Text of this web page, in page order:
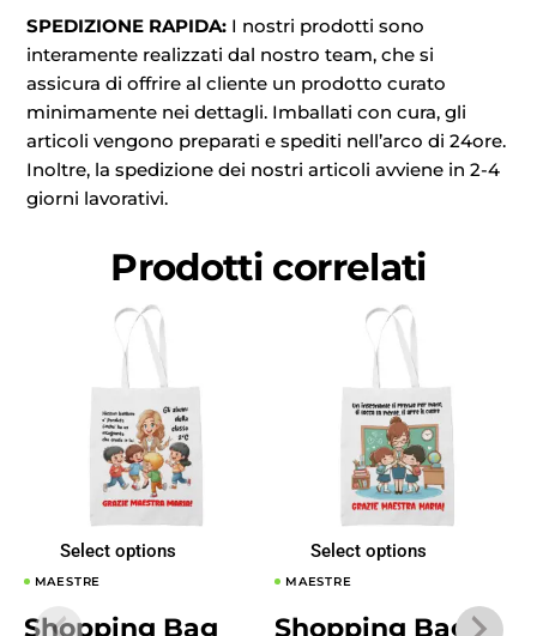
SPEDIZIONE RAPIDA: I nostri prodotti sono
interamente realizzati dal nostro team, che si
assicura di offrire al cliente un prodotto curato
minimamente nei dettagli. Imballati con cura, gli
articoli vengono preparati e spediti nell’arco di 24ore.
Inoltre, la spedizione dei nostri articoli avviene in 2-4
giorni lavorativi.
Prodotti correlati
Select options
MAESTRE
Shopping Bag
Select options
MAESTRE
Shopping Bag